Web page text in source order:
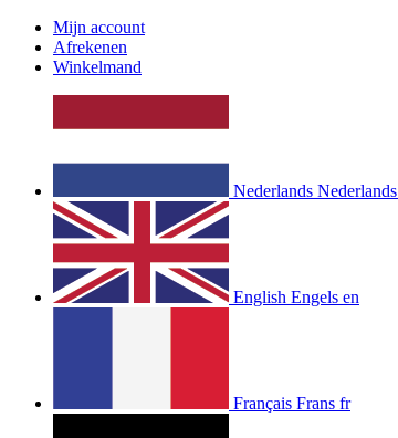
Mijn account
Afrekenen
Winkelmand
Nederlands Nederlands
English Engels en
Français Frans fr